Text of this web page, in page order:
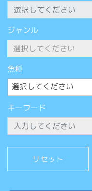
ジャンル
魚種
選択してください
キーワード